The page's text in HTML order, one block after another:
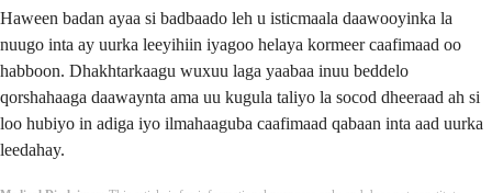
Haween badan ayaa si badbaado leh u isticmaala daawooyinka la
nuugo inta ay uurka leeyihiin iyagoo helaya kormeer caafimaad oo
habboon. Dhakhtarkaagu wuxuu laga yaabaa inuu beddelo
qorshahaaga daawaynta ama uu kugula taliyo la socod dheeraad ah si
loo hubiyo in adiga iyo ilmahaaguba caafimaad qabaan inta aad uurka
leedahay.